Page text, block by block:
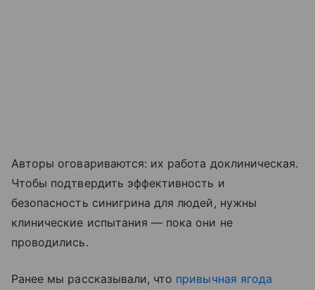
Авторы оговариваются: их работа доклиническая.
Чтобы подтвердить эффективность и
безопасность синигрина для людей, нужны
клинические испытания — пока они не
проводились.
Ранее мы рассказывали, что привычная ягода